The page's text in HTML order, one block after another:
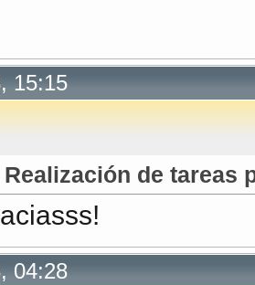
15:15
de tareas
04:28